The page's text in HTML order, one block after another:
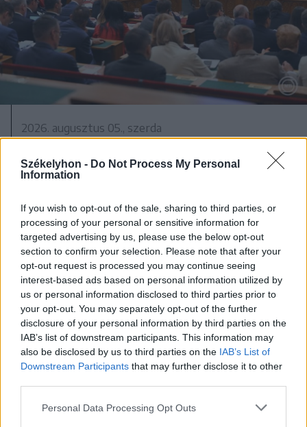
Székelyhon - Do Not Process My Personal
Information
If you wish to opt-out of the sale, sharing to third parties, or
processing of your personal or sensitive information for
targeted advertising by us, please use the below opt-out
section to confirm your selection. Please note that after your
opt-out request is processed you may continue seeing
interest-based ads based on personal information utilized by
us or personal information disclosed to third parties prior to
your opt-out. You may separately opt-out of the further
disclosure of your personal information by third parties on the
IAB’s list of downstream participants. This information may
also be disclosed by us to third parties on the IAB’s List of
Downstream Participants that may further disclose it to other
Personal Data Processing Opt Outs
2026. augusztus 05., szerda
Magyarország új köztársasági